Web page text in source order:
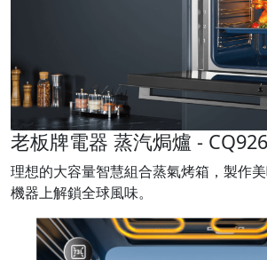
老板牌電器 蒸汽焗爐 -
理想的大容量智慧組合蒸氣烤箱，製作
機器上解鎖全球風味。